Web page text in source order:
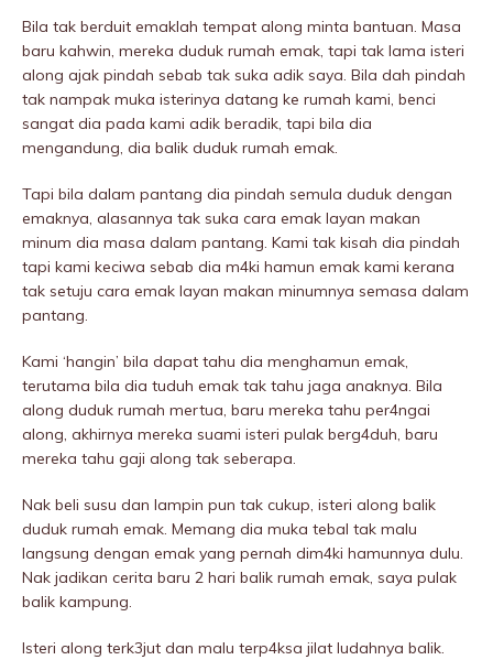
Bila tak berduit emaklah tempat along minta bantuan. Masa
baru kahwin, mereka duduk rumah emak, tapi tak lama isteri
along ajak pindah sebab tak suka adik saya. Bila dah pindah
tak nampak muka isterinya datang ke rumah kami, benci
sangat dia pada kami adik beradik, tapi bila dia
mengandung, dia balik duduk rumah emak.
Tapi bila dalam pantang dia pindah semula duduk dengan
emaknya, alasannya tak suka cara emak layan makan
minum dia masa dalam pantang. Kami tak kisah dia pindah
tapi kami keciwa sebab dia m4ki hamun emak kami kerana
tak setuju cara emak layan makan minumnya semasa dalam
pantang.
Kami ‘hangin’ bila dapat tahu dia menghamun emak,
terutama bila dia tuduh emak tak tahu jaga anaknya. Bila
along duduk rumah mertua, baru mereka tahu per4ngai
along, akhirnya mereka suami isteri pulak berg4duh, baru
mereka tahu gaji along tak seberapa.
Nak beli susu dan lampin pun tak cukup, isteri along balik
duduk rumah emak. Memang dia muka tebal tak malu
langsung dengan emak yang pernah dim4ki hamunnya dulu.
Nak jadikan cerita baru 2 hari balik rumah emak, saya pulak
balik kampung.
Isteri along terk3jut dan malu terp4ksa jilat ludahnya balik.